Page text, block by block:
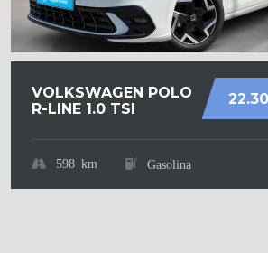
VOLKSWAGEN POLO
R-LINE 1.0 TSI
598 km Gasolina